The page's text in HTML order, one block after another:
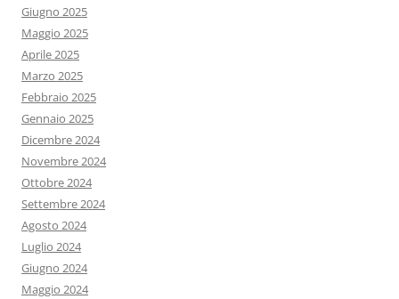
Giugno 2025
Maggio 2025
Aprile 2025
Marzo 2025
Febbraio 2025
Gennaio 2025
Dicembre 2024
Novembre 2024
Ottobre 2024
Settembre 2024
Agosto 2024
Luglio 2024
Giugno 2024
Maggio 2024